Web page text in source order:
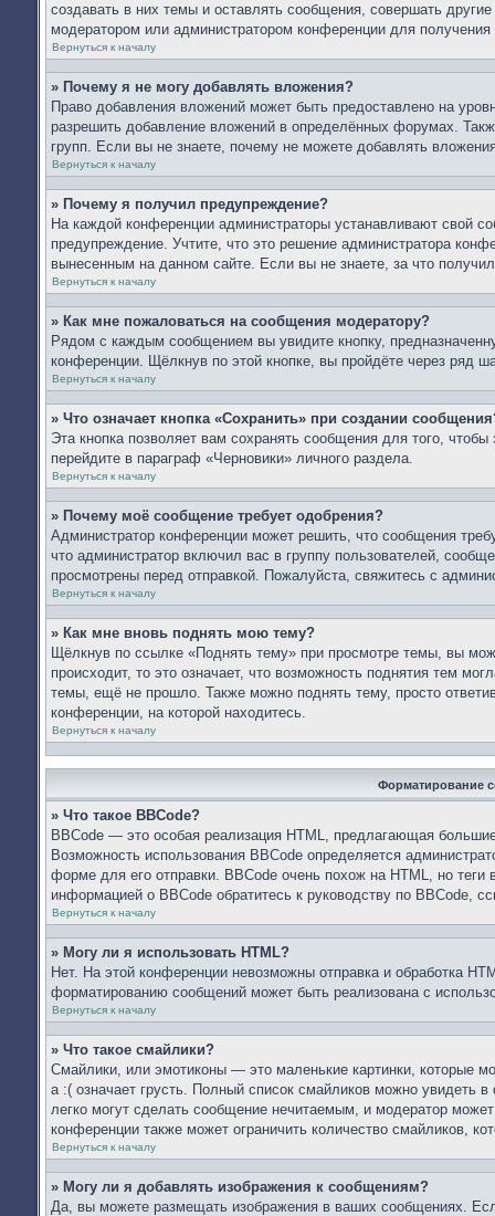
создавать в них темы и оставлять сообщения, совершать
модератором или администратором конференции для получения
Вернуться к началу
» Почему я не могу добавлять вложения?
Право добавления вложений может быть предоставлено на
разрешить добавление вложений в определённых форумах.
групп. Если вы не знаете, почему не можете добавлять
Вернуться к началу
» Почему я получил предупреждение?
На каждой конференции администраторы устанавливают свой
предупреждение. Учтите, что это решение администратора
вынесенным на данном сайте. Если вы не знаете, за что
Вернуться к началу
» Как мне пожаловаться на сообщения модератору?
Рядом с каждым сообщением вы увидите кнопку,
конференции. Щёлкнув по этой кнопке, вы пройдёте через ряд
Вернуться к началу
» Что означает кнопка «Сохранить» при создании
Эта кнопка позволяет вам сохранять сообщения для того,
перейдите в параграф «Черновики» личного раздела.
Вернуться к началу
» Почему моё сообщение требует одобрения?
Администратор конференции может решить, что сообщения
что администратор включил вас в группу пользователей,
просмотрены перед отправкой. Пожалуйста, свяжитесь с
Вернуться к началу
» Как мне вновь поднять мою тему?
Щёлкнув по ссылке «Поднять тему» при просмотре темы, вы
происходит, то это означает, что возможность поднятия тем
темы, ещё не прошло. Также можно поднять тему, просто
конференции, на которой находитесь.
Вернуться к началу
Форматирование
» Что такое BBCode?
BBCode — это особая реализация HTML, предлагающая
Возможность использования BBCode определяется
форме для его отправки. BBCode очень похож на HTML, но
информацией о BBCode обратитесь к руководству по BBCode,
Вернуться к началу
» Могу ли я использовать HTML?
Нет. На этой конференции невозможны отправка и обработка
форматированию сообщений может быть реализована с
Вернуться к началу
» Что такое смайлики?
Смайлики, или эмотиконы — это маленькие картинки, которые
а :( означает грусть. Полный список смайликов можно увидеть
легко могут сделать сообщение нечитаемым, и модератор
конференции также может ограничить количество смайликов,
Вернуться к началу
» Могу ли я добавлять изображения к сообщениям?
Да, вы можете размещать изображения в ваших сообщениях.